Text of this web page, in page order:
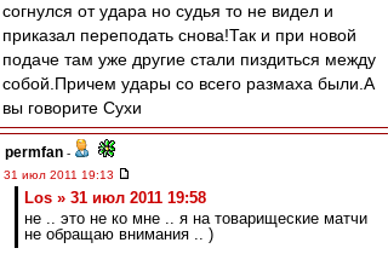
согнулся от удара но судья то не видел и
приказал переподать снова!Так и при новой
подаче там уже другие стали пиздиться между
собой.Причем удары со всего размаха были.А
вы говорите Сухи
permfan -
31 июл 2011 19:13
Los » 31 июл 2011 19:58
не .. это не ко мне .. я на товарищеские матчи
не обращаю внимания .. )